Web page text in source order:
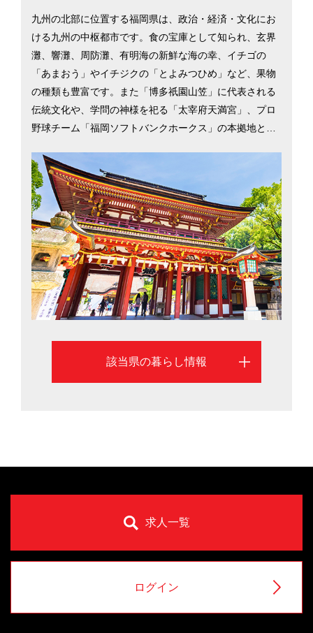
九州の北部に位置する福岡県は、政治・経済・文化にお
ける九州の中枢都市です。食の宝庫として知られ、玄界
灘、響灘、周防灘、有明海の新鮮な海の幸、イチゴの
「あまおう」やイチジクの「とよみつひめ」など、果物
の種類も豊富です。また「博多祇園山笠」に代表される
伝統文化や、学問の神様を祀る「太宰府天満宮」、プロ
野球チーム「福岡ソフトバンクホークス」の本拠地と、
1市の中で総合物価の安さは北九州市が1位、福岡市が2
位（平成29年総務省「小売物価統計調査」）と低物価な
一方、商業施設や県内外への交通網が充実しているた
め、少ない生活コストで都会的な暮らしが手に入りま
す。UJIターン別移住希望地ランキング（2017年）にお
いて、Uターン3位、Jターン2位、Iターン6位と上位を獲
得していることから、都会慣れした人でも移住しやすい
環境であることがわかります。福岡市と北九州市を中心
に、福岡県の移住情報を掲載しています。
該当県の暮らし情報
求人一覧
ログイン